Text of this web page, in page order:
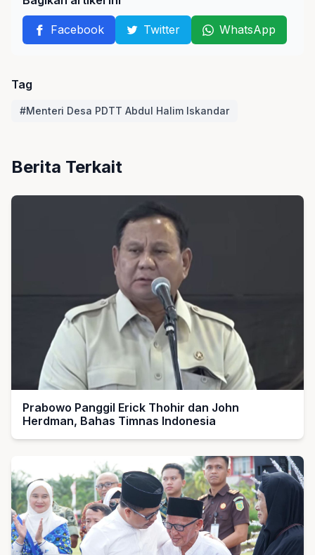
Facebook Twitter WhatsApp
Tag
#Menteri Desa PDTT Abdul Halim Iskandar
Berita Terkait
Prabowo Panggil Erick Thohir dan John
Herdman, Bahas Timnas Indonesia